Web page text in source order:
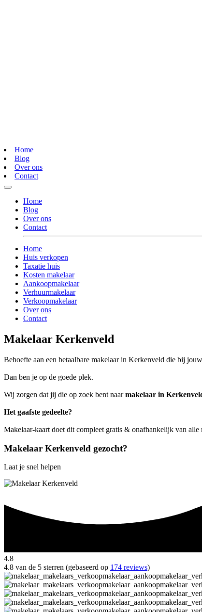
Home
Blog
Over ons
Contact
Home
Blog
Over ons
Contact
Home
Huis verkopen
Taxatie huis
Kosten makelaar
Aankoopmakelaar
Verhuurmakelaar
Verkoopmakelaar
Over ons
Contact
Makelaar Kerkenveld
Behoefte aan een betaalbare makelaar in Kerkenveld die bij
Dan ben je op de goede plek.
Wij zorgen dat jij die op zoek bent naarmakelaar in
Het gaafste gedeelte?
Makelaar-kaart doet dit compleet gratis & onafhankelijk van
Makelaar Kerkenveld gezocht?
Laat je snel helpen
4.8
4.8 van de 5 sterren (gebaseerd op 174 reviews)